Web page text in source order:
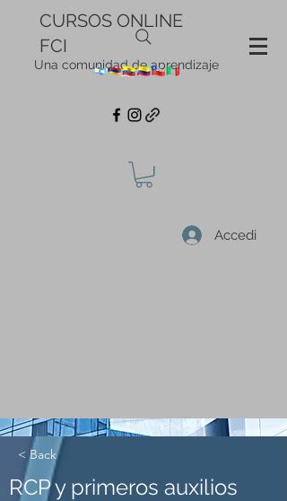
CURSOS ONLINE
FCI
Una comunidad de aprendizaje
Accedi
< Back
RCP y primeros auxilios